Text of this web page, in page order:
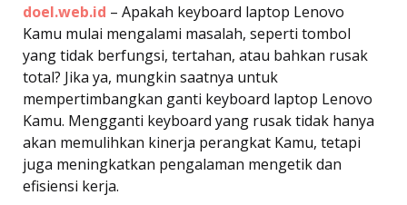
doel.web.id – Apakah keyboard laptop Lenovo
Kamu mulai mengalami masalah, seperti tombol
yang tidak berfungsi, tertahan, atau bahkan rusak
total? Jika ya, mungkin saatnya untuk
mempertimbangkan ganti keyboard laptop Lenovo
Kamu. Mengganti keyboard yang rusak tidak hanya
akan memulihkan kinerja perangkat Kamu, tetapi
juga meningkatkan pengalaman mengetik dan
efisiensi kerja.